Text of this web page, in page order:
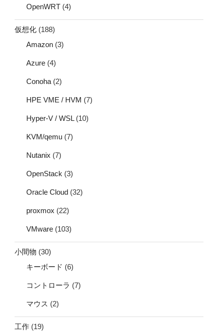
OpenWRT (4)
仮想化 (188)
Amazon (3)
Azure (4)
Conoha (2)
HPE VME / HVM (7)
Hyper-V / WSL(10)
KVM/qemu (7)
Nutanix (7)
OpenStack (3)
Oracle Cloud (32)
proxmox (22)
VMware (103)
小間物 (30)
キーボード (6)
コントローラ (7)
マウス (2)
工作 (19)